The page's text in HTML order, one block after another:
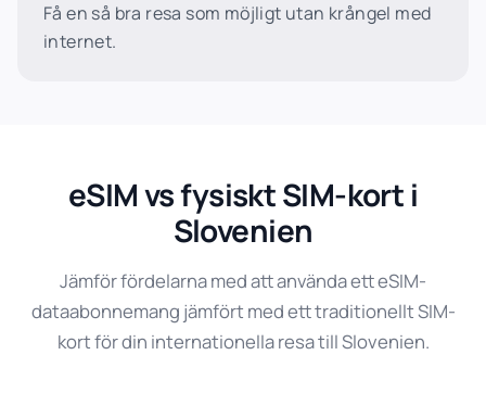
Få en så bra resa som möjligt utan krångel med
internet.
eSIM vs fysiskt SIM-kort i
Slovenien
Jämför fördelarna med att använda ett eSIM-
dataabonnemang jämfört med ett traditionellt SIM-
kort för din internationella resa till Slovenien.